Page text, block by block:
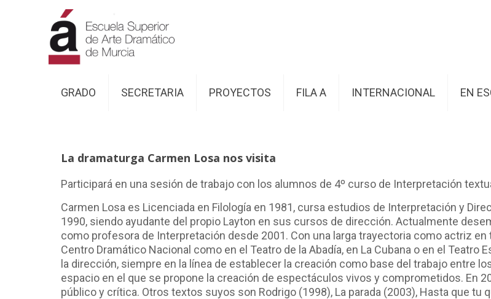
GRADO SECRETARIA PROYECTOS FILA A INTERNACIONAL EN
La dramaturga Carmen Losa nos visita
Participará en una sesión de trabajo con los alumnos de 4º curso de Interpretación
Carmen Losa es Licenciada en Filología en 1981, cursa estudios de Interpretación y
1990, siendo ayudante del propio Layton en sus cursos de dirección. Actualmente
como profesora de Interpretación desde 2001. Con una larga trayectoria como actriz en
Centro Dramático Nacional como en el Teatro de la Abadía, en La Cubana o en el
la dirección, siempre en la línea de establecer la creación como base del trabajo entre
espacio en el que se propone la creación de espectáculos vivos y comprometidos. En
público y crítica. Otros textos suyos son Rodrigo (1998), La parada (2003), Hasta que tu